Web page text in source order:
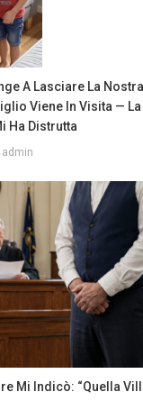
A Lasciare La
Viene In Visita —
Ha Distrutta
admin
Mi Indicò: “Quella